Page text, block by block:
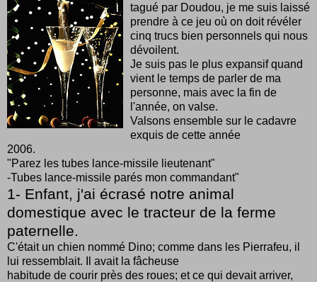
tagué par Doudou, je me suis laissé
prendre à ce jeu où on doit révéler
cinq trucs bien personnels qui nous
dévoilent.
Je suis pas le plus expansif quand
vient le temps de parler de ma
personne, mais avec la fin de
l'année, on valse.
Valsons ensemble sur le cadavre
exquis de cette année
2006.
"Parez les tubes lance-missile lieutenant"
-Tubes lance-missile parés mon commandant"
1- Enfant, j'ai écrasé notre animal
domestique avec le tracteur de la ferme
paternelle.
C'était un chien nommé Dino; comme dans les Pierrafeu, il
lui ressemblait. Il avait la fâcheuse
habitude de courir près des roues; et ce qui devait arriver,